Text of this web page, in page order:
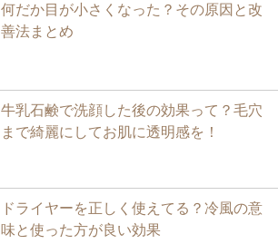
何だか目が小さくなった？その原因と改
善法まとめ
牛乳石鹸で洗顔した後の効果って？毛穴
まで綺麗にしてお肌に透明感を！
ドライヤーを正しく使えてる？冷風の意
味と使った方が良い効果